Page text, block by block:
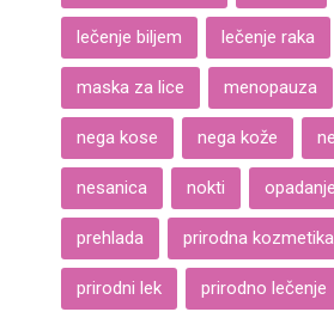
lečenje biljem lečenje raka
maska za lice menopauza
nega kose nega kože
nesanica nokti
prehlada prirodna kozmetika
prirodni lek prirodno lečenje